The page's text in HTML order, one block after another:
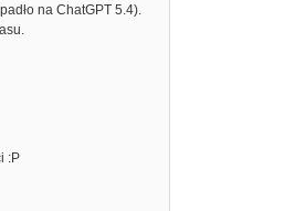
na ChatGPT 5.4).
:P